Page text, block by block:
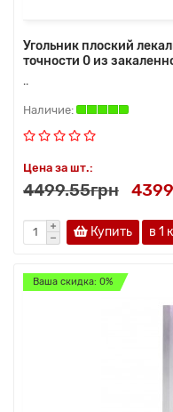
Угольник плоский
точности 0 из
Цена за шт.:
4499.55грн
Купить в 1
Ваша скидка: 0%